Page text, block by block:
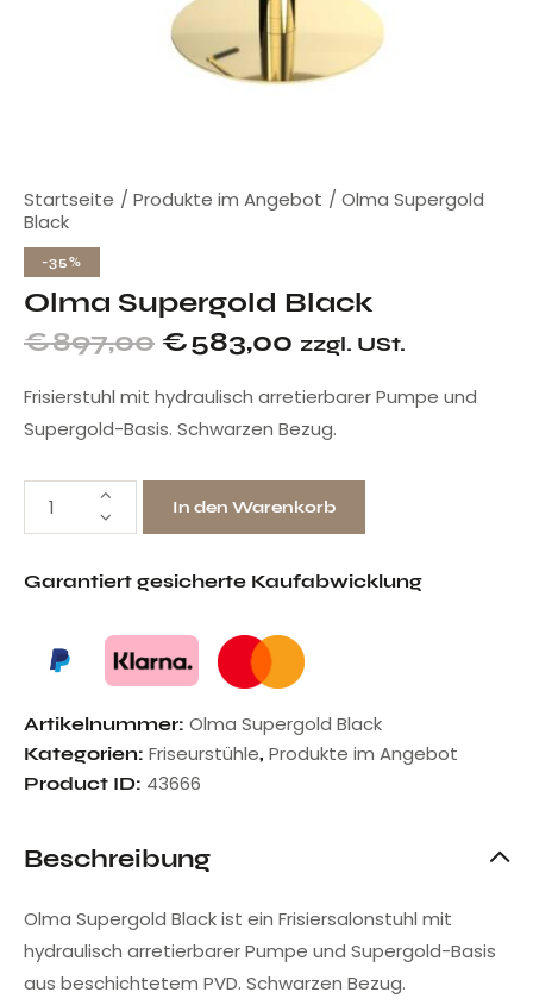
Startseite Produkte im Angebot
Olma Supergold
Black
-35%
Olma Supergold Black
€897,00 €583,00 zzgl. USt.
Frisierstuhl mit hydraulisch arretierbarer Pumpe und
Supergold-Basis. Schwarzen Bezug.
In den Warenkorb
Garantiert gesicherte Kaufabwicklung
Artikelnummer: Olma Supergold Black
Kategorien: Friseurstühle, Produkte im Angebot
Product ID: 43666
Beschreibung
Olma Supergold Black ist ein Frisiersalonstuhl mit
hydraulisch arretierbarer Pumpe und Supergold-Basis
aus beschichtetem PVD. Schwarzen Bezug.